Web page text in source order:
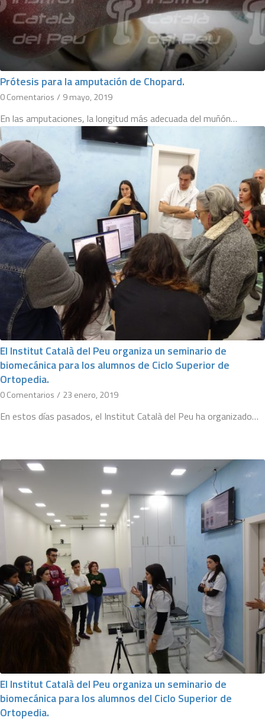
Prótesis para la amputación de Chopard.
0 Comentarios / 9 mayo, 2019
En las amputaciones, la longitud más adecuada del muñón…
El Institut Català del Peu organiza un seminario de
biomecánica para los alumnos de Ciclo Superior de
Ortopedia.
0 Comentarios / 23 enero, 2019
En estos días pasados, el Institut Català del Peu ha organizado…
El Institut Català del Peu organiza un seminario de
biomecánica para los alumnos del Ciclo Superior de
Ortopedia.